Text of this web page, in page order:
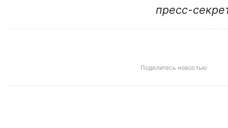
пресс-
Поделитесь новостью